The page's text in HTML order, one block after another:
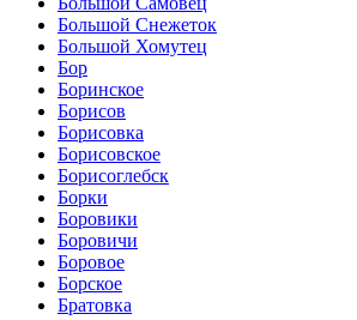
Большой Снежеток
Большой Хомутец
Бор
Боринское
Борисов
Борисовка
Борисовское
Борисоглебск
Борки
Боровики
Боровичи
Боровое
Борское
Братовка